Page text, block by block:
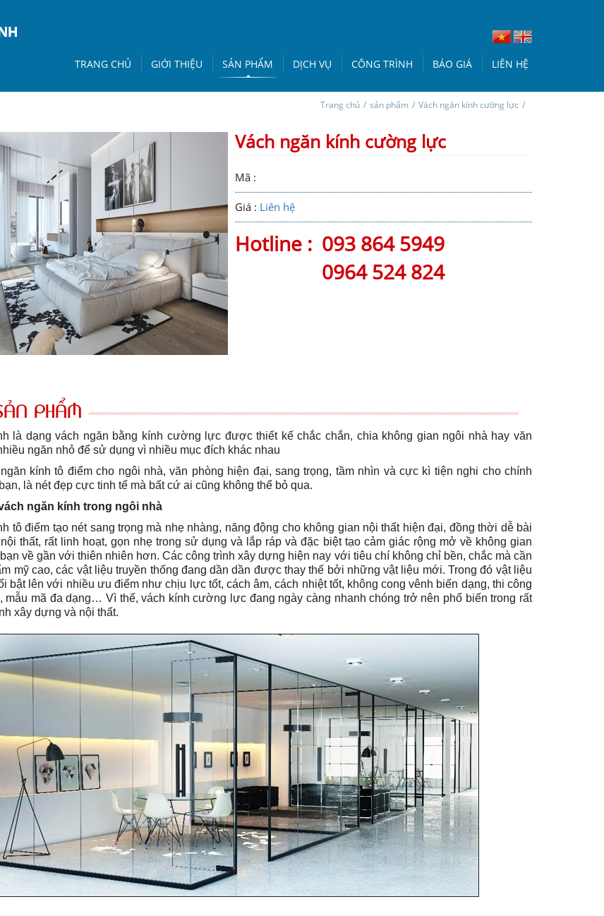
TRANG CHỦ GIỚI THIỆU SẢN PHẨM DỊCH VỤ CÔNG TRÌNH BÁO GIÁ LIÊN HỆ
Trang chủ / sản phẩm / Vách ngăn kính cường lực /
Vách ngăn kính cường lực
Mã :
Giá : Liên hệ
Hotline : 093 864 5949
0964 524 824
PHẨM
là dạng vách ngăn bằng kính cường lực được thiết kế chắc chắn, chia không gian ngôi nhà hay văn
ngăn nhỏ đểsử dụng vì nhiều mục đích khác nhau
kính tô điểm cho ngôi nhà, văn phòng hiện đại, sang trọng, tầm nhìn và cực kì tiện nghi cho chính
là nét đẹp cực tinh tế mà bất cứ ai cũng không thể bỏ qua.
ngăn kính trong ngôi nhà
tô điểm tạo nét sang trọng mà nhẹ nhàng, năng động cho không gian nội thất hiện đại, đồng thời dễ bài
thất, rất linh hoạt, gọn nhẹ trong sử dụng và lắp ráp và đặc biệt tạo cảm giác rộng mở về không gian
về gần với thiên nhiên hơn. Các công trình xây dựng hiện nay với tiêu chí không chỉ bền, chắc mà cần
mỹ cao, các vật liệu truyền thống đang dần dần được thay thế bởi những vật liệu mới. Trong đó vật liệu
bật lên với nhiều ưu điểm như chịu lực tốt, cách âm, cách nhiệt tốt, không cong vênh biến dạng, thi công
mẫu mã đa dạng… Vì thế, vách kính cường lực đang ngày càng nhanh chóng trở nên phổ biến trong rất
xây dựng và nội thất.